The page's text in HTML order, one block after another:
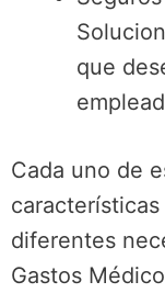
que
Cada uno de
diferentes
Gastos